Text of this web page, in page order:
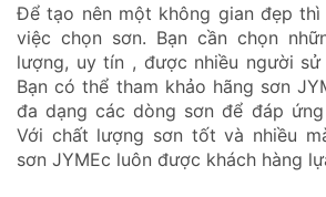
Để tạo nên một không gian đẹp
việc chọn sơn. Bạn cần chọn
lượng, uy tín , được nhiều người
Bạn có thể tham khảo hãng sơn
đa dạng các dòng sơn để đáp
Với chất lượng sơn tốt và nhiều
sơn JYMEc luôn được khách hàng